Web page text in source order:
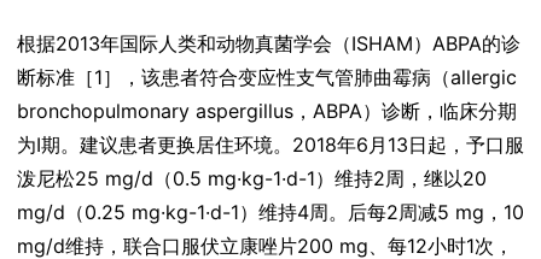
根据2013年国际人类和动物真菌学会（ISHAM）ABPA的诊
断标准［1］，该患者符合变应性支气管肺曲霉病（allergic
bronchopulmonary aspergillus，ABPA）诊断，临床分期
为Ⅰ期。建议患者更换居住环境。2018年6月13日起，予口服
泼尼松25 mg/d（0.5 mg·kg-1·d-1）维持2周，继以20
mg/d（0.25 mg·kg-1·d-1）维持4周。后每2周减5 mg，10
mg/d维持，联合口服伏立康唑片200 mg、每12小时1次，